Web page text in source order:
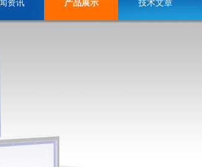
资讯 产品展示 技术文章